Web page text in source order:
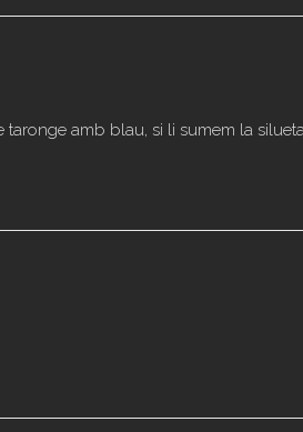
amb blau, si li sumem la